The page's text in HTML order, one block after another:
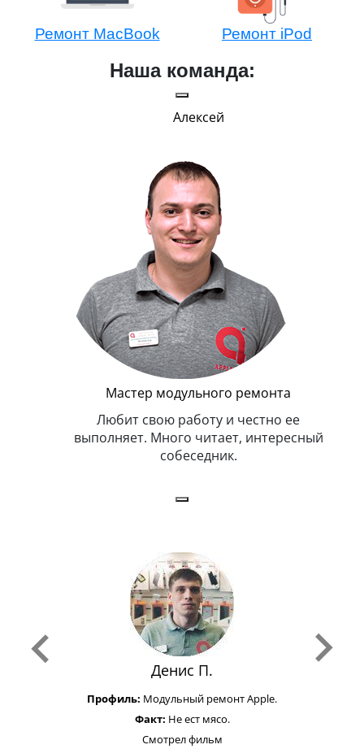
Ремонт MacBook Ремонт iPod
Наша команда:
Алексей
Мастер модульного ремонта
Любит свою работу и честно ее
выполняет. Много читает, интересный
собеседник.
Денис П.
Профиль: Модульный ремонт Apple.
Факт: Не ест мясо.
Смотрел фильм